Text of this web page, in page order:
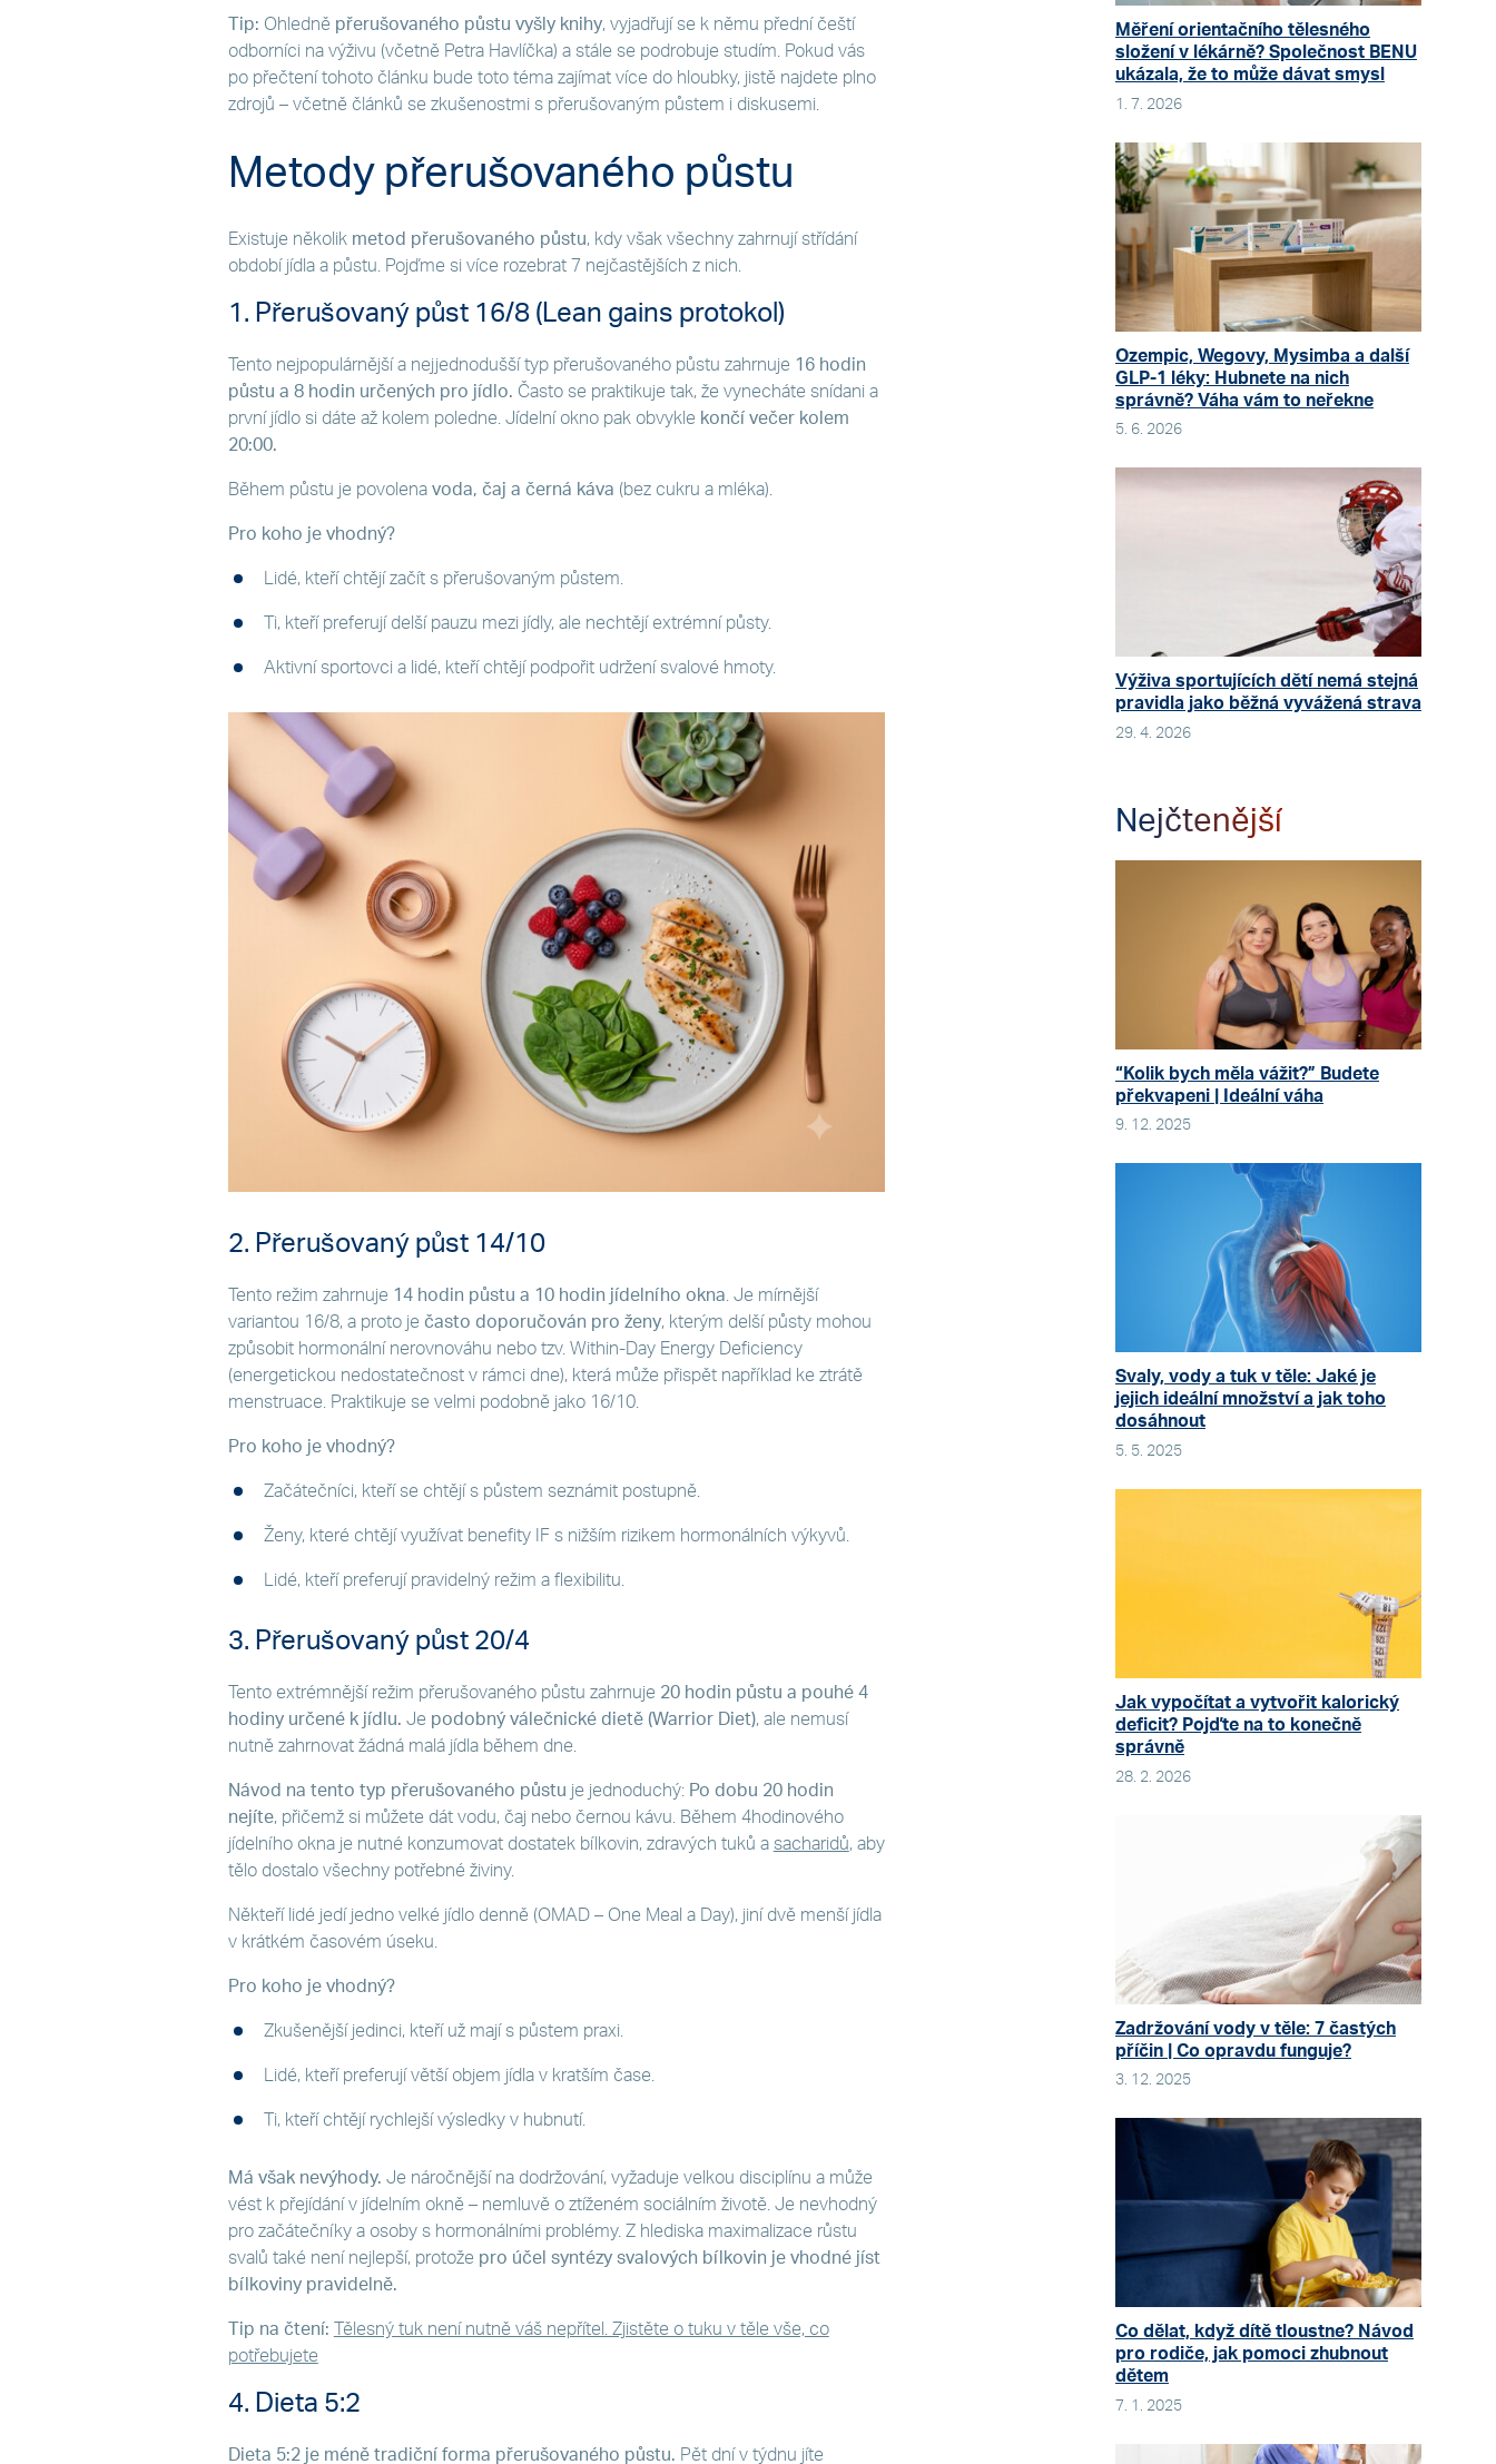
Tip: Ohledně přerušovaného půstu vyšly knihy, vyjadřují se k němu přední čeští
odborníci na výživu (včetně Petra Havlíčka) a stále se podrobuje studím. Pokud vás
po přečtení tohoto článku bude toto téma zajímat více do hloubky, jistě najdete plno
zdrojů – včetně článků se zkušenostmi s přerušovaným půstem i diskusemi.
Metody přerušovaného půstu
Existuje několik metod přerušovaného půstu, kdy však všechny zahrnují střídání
období jídla a půstu. Pojďme si více rozebrat 7 nejčastějších z nich.
1. Přerušovaný půst 16/8 (Lean gains protokol)
Tento nejpopulárnější a nejjednodušší typ přerušovaného půstu zahrnuje 16 hodin
půstu a 8 hodin určených pro jídlo. Často se praktikuje tak, že vynecháte snídani a
první jídlo si dáte až kolem poledne. Jídelní okno pak obvykle končí večer kolem
20:00.
Během půstu je povolena voda, čaj a černá káva (bez cukru a mléka).
Pro koho je vhodný?
Lidé, kteří chtějí začít s přerušovaným půstem.
Ti, kteří preferují delší pauzu mezi jídly, ale nechtějí extrémní půsty.
Aktivní sportovci a lidé, kteří chtějí podpořit udržení svalové hmoty.
2. Přerušovaný půst 14/10
Tento režim zahrnuje 14 hodin půstu a 10 hodin jídelního okna . Je mírnější
variantou 16/8, a proto je často doporučován pro ženy, kterým delší půsty mohou
způsobit hormonální nerovnováhu nebo tzv. Within-Day Energy Deficiency
(energetickou nedostatečnost v rámci dne), která může přispět například ke ztrátě
menstruace. Praktikuje se velmi podobně jako 16/10.
Pro koho je vhodný?
Začátečníci, kteří se chtějí s půstem seznámit postupně.
Ženy, které chtějí využívat benefity IF s nižším rizikem hormonálních výkyvů.
Lidé, kteří preferují pravidelný režim a flexibilitu.
3. Přerušovaný půst 20/4
Tento extrémnější režim přerušovaného půstu zahrnuje 20 hodin půstu a pouhé 4
hodiny určené k jídlu. Je podobný válečnické dietě (Warrior Diet), ale nemusí
nutně zahrnovat žádná malá jídla během dne.
Návod na tento typ přerušovaného půstu je jednoduchý: Po dobu 20 hodin
nejíte, přičemž si můžete dát vodu, čaj nebo černou kávu. Během 4hodinového
jídelního okna je nutné konzumovat dostatek bílkovin, zdravých tuků a sacharidů, aby
tělo dostalo všechny potřebné živiny.
Někteří lidé jedí jedno velké jídlo denně (OMAD – One Meal a Day), jiní dvě menší jídla
v krátkém časovém úseku.
Pro koho je vhodný?
Zkušenější jedinci, kteří už mají s půstem praxi.
Lidé, kteří preferují větší objem jídla v kratším čase.
Ti, kteří chtějí rychlejší výsledky v hubnutí.
Má však nevýhody. Je náročnější na dodržování, vyžaduje velkou disciplínu a může
vést k přejídání v jídelním okně – nemluvě o ztíženém sociálním životě. Je nevhodný
pro začátečníky a osoby s hormonálními problémy. Z hlediska maximalizace růstu
svalů také není nejlepší, protože pro účel syntézy svalových bílkovin je vhodné jíst
bílkoviny pravidelně.
Tip na čtení:
Tělesný tuk není nutně váš nepřítel. Zjistěte o tuku v těle vše, co
potřebujete
4. Dieta 5:2
Dieta 5:2 je méně tradiční forma přerušovaného půstu. Pět dní v týdnu jíte
Měření orientačního tělesného
složení v lékárně? Společnost BENU
ukázala, že to může dávat smysl
1. 7. 2026
Ozempic, Wegovy, Mysimba a další
GLP-1 léky: Hubnete na nich
správně? Váha vám to neřekne
5. 6. 2026
Výživa sportujících dětí nemá stejná
pravidla jako běžná vyvážená strava
29. 4. 2026
Nejčtenější
“Kolik bych měla vážit?” Budete
překvapeni | Ideální váha
9. 12. 2025
Svaly, vody a tuk v těle: Jaké je
jejich ideální množství a jak toho
dosáhnout
5. 5. 2025
Jak vypočítat a vytvořit kalorický
deficit? Pojďte na to konečně
správně
28. 2. 2026
Zadržování vody v těle: 7 častých
příčin | Co opravdu funguje?
3. 12. 2025
Co dělat, když dítě tloustne? Návod
pro rodiče, jak pomoci zhubnout
dětem
7. 1. 2025